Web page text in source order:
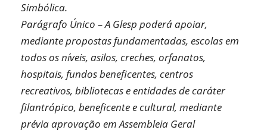
Simbólica.
Parágrafo Único – A Glesp poderá apoiar,
mediante propostas fundamentadas, escolas em
todos os níveis, asilos, creches, orfanatos,
hospitais, fundos beneficentes, centros
recreativos, bibliotecas e entidades de caráter
filantrópico, beneficente e cultural, mediante
prévia aprovação em Assembleia Geral